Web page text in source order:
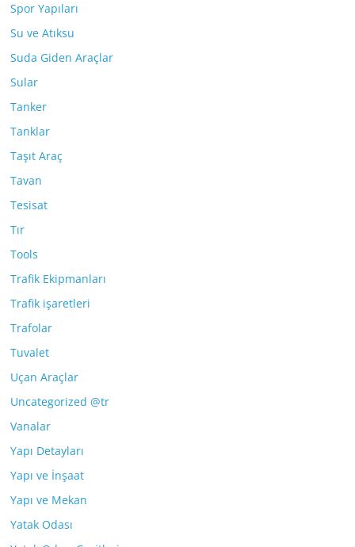
Spor Yapıları
Su ve Atıksu
Suda Giden Araçlar
Sular
Tanker
Tanklar
Taşıt Araç
Tavan
Tesisat
Tır
Tools
Trafik Ekipmanları
Trafik işaretleri
Trafolar
Tuvalet
Uçan Araçlar
Uncategorized @tr
Vanalar
Yapı Detayları
Yapı ve İnşaat
Yapı ve Mekan
Yatak Odası